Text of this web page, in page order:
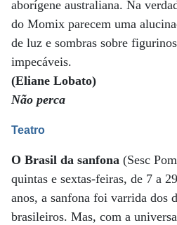
aborígene australiana. Na
do Momix parecem uma
de luz e sombras sobre
impecáveis.
(Eliane Lobato)
Não perca
Teatro
O Brasil da sanfona (Sesc
quintas e sextas-feiras, de 7 a
anos, a sanfona foi varrida dos
brasileiros. Mas, com a